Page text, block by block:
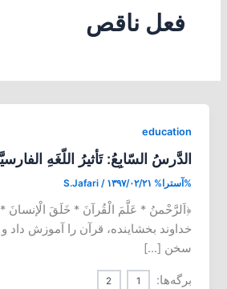
فعل ناقص
education
الدَّرسُ السّابِعُ: تَأثیرُ اللّغَهِ
%آسترا% S.Jafari / ۱۳۹۷/۰۲/۲۱
﴿اَلرَّحْمنُ * عَلَّمَ الْقُرآنَ * خَلَقَ الْإنسانَ
خداوند بخشاینده، قرآن را آموزش داد و
سخن […]
برگه‌ها: 1
2